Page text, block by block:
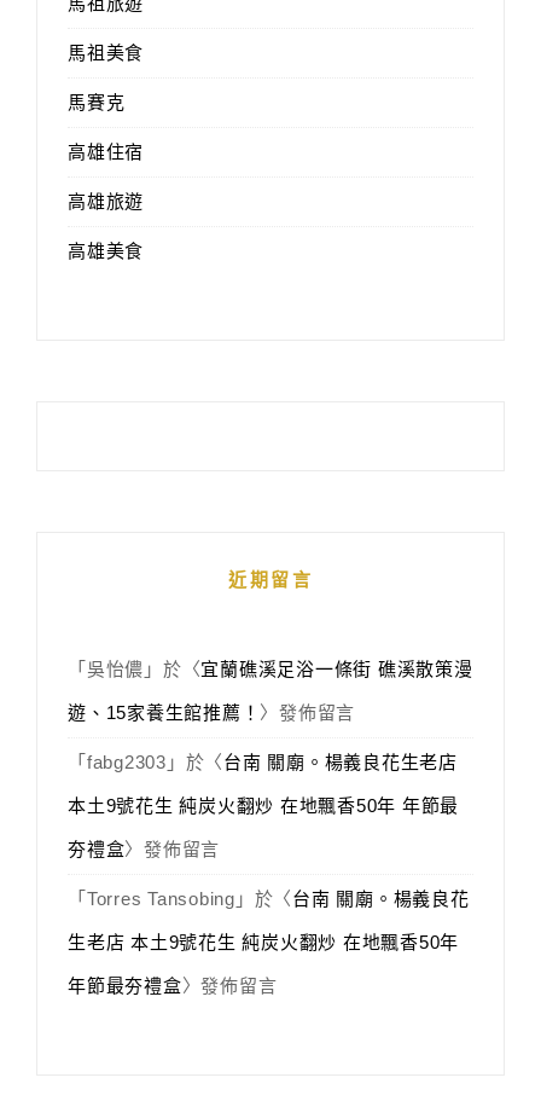
馬祖美食
馬賽克
高雄住宿
高雄旅遊
高雄美食
近期留言
「 吳怡儂 」於〈宜蘭礁溪足浴一條街 礁溪散策漫
遊、15家養生館推薦！ 〉發佈留言
「 fabg2303 」於〈台南 關廟。楊義良花生老店
本土9號花生 純炭火翻炒 在地飄香50年 年節最
夯禮盒〉發佈留言
「 Torres Tansobing 」於〈台南 關廟。楊義良花
生老店 本土9號花生 純炭火翻炒 在地飄香50年
年節最夯禮盒〉發佈留言